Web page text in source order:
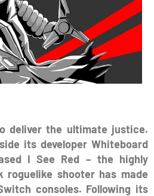
deliver the ultimate justice.
its developer Whiteboard
I See Red – the highly
shooter has made
consoles. Following its